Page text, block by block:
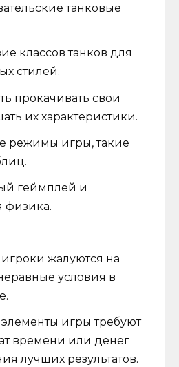
танковые
классов танков для
стилей.
прокачивать свои
их характеристики.
режимы игры, такие
геймплей и
физика.
жалуются на
условия в
игры требуют
времени или денег
лучших результатов.